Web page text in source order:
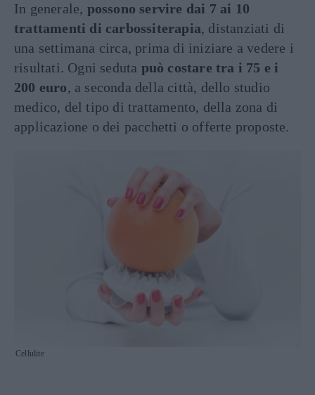
In generale, possono servire dai 7 ai 10
trattamenti di carbossiterapia, distanziati di
una settimana circa, prima di iniziare a vedere i
risultati. Ogni seduta può costare tra i 75 e i
200 euro, a seconda della città, dello studio
medico, del tipo di trattamento, della zona di
applicazione o dei pacchetti o offerte proposte.
Cellulite